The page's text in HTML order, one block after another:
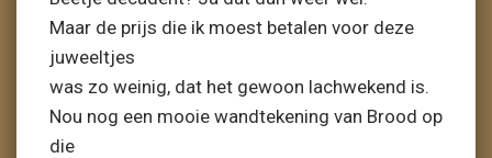
Maar de prijs die ik moest betalen voor deze
juweeltjes
was zo weinig, dat het gewoon lachwekend is.
Nou nog een mooie wandtekening van Brood op
die